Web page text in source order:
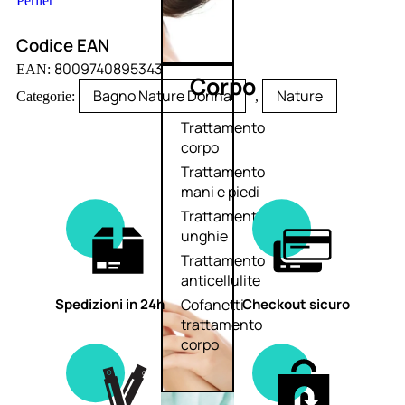
Corpo
Trattamento
corpo
Trattamento
mani e piedi
Trattamento
unghie
Trattamento
anticellulite
Cofanetti
trattamento
corpo
Codice EAN
EAN: 8009740895343
Categorie: Bagno Nature Donna , Nature
Spedizioni in 24h Checkout sicuro